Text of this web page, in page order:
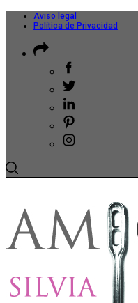
Aviso legal
Política de Privacidad